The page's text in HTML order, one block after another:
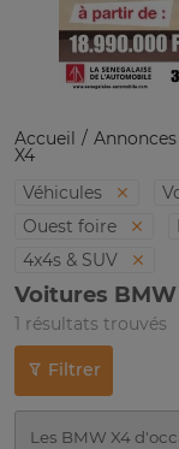
Accueil Annonces
X4
Véhicules
Ouest foire
4x4s & SUV
Voitures
1 résultats trouvés
Filtrer
Les BMW X4